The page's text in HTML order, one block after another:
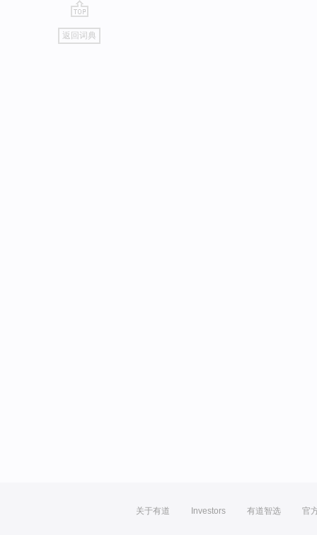
go
top
返回词典
关于有道 Investors 有道智选 官